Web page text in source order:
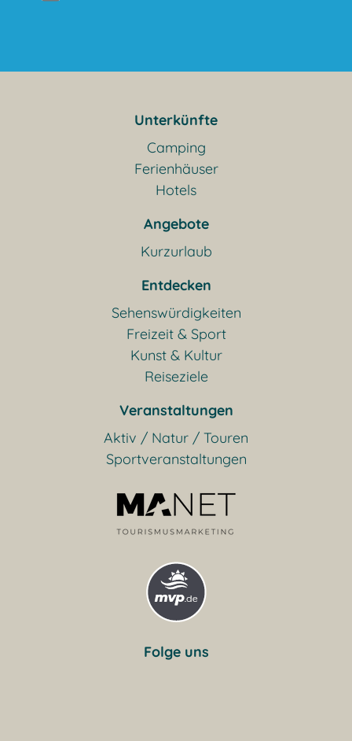
Unterkünfte
Camping
Ferienhäuser
Hotels
Angebote
Kurzurlaub
Entdecken
Sehenswürdigkeiten
Freizeit & Sport
Kunst & Kultur
Reiseziele
Veranstaltungen
Aktiv / Natur / Touren
Sportveranstaltungen
Folge uns